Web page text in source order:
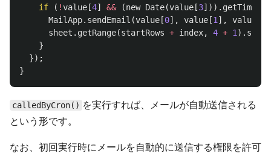
if
( !value [4] && (new Date(value [3])). getTime
MailApp. sendEmail (value [0], value [1 ], value
sheet . getRange(startRows + index, 4 + 1 ).
}
});
}
calledByCron() を実行すれば、メールが自動送信される
という形です。
なお、初回実行時にメールを自動的に送信する権限を許可